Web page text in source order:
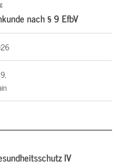
nach § 9 EfbV
IV